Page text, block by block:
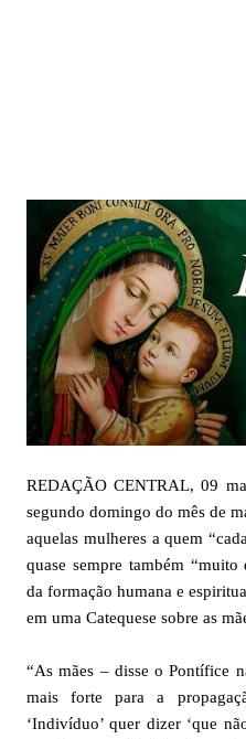
REDAÇÃO CENTRAL, 09
segundo domingo do mês de
aquelas mulheres a quem
quase sempre também
da formação humana e
em uma Catequese sobre as
“As mães – disse o Pontífice
mais forte para a
‘Indivíduo’ quer dizer ‘que